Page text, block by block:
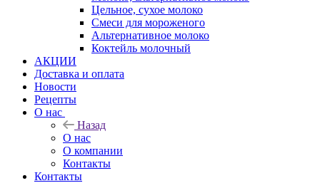
Цельное, сухое молоко
Смеси для мороженого
Альтернативное молоко
Коктейль молочный
АКЦИИ
Доставка и оплата
Новости
Рецепты
О нас
Назад
О нас
О компании
Контакты
Контакты